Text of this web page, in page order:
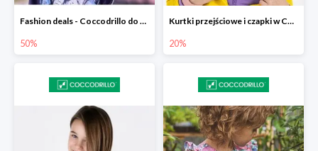
Fashion deals - Coccodrillo do -50%
50%
Kurtki przejściowe i czapki w Coccodrillo -20% przy zakupie dwóch produuktów
20%